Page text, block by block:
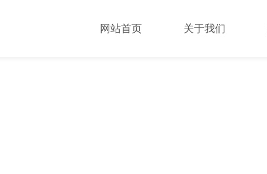
网站首页 关于我们